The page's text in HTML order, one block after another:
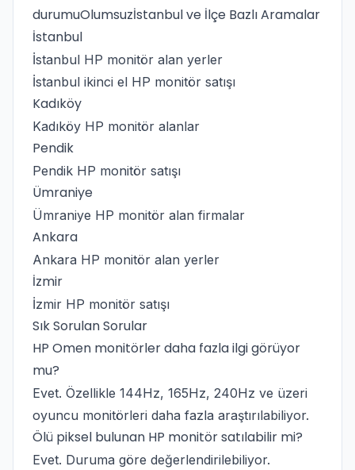
durumuOlumsuzİstanbul ve İlçe Bazlı Aramalar
İstanbul
İstanbul HP monitör alan yerler
İstanbul ikinci el HP monitör satışı
Kadıköy
Kadıköy HP monitör alanlar
Pendik
Pendik HP monitör satışı
Ümraniye
Ümraniye HP monitör alan firmalar
Ankara
Ankara HP monitör alan yerler
İzmir
İzmir HP monitör satışı
Sık Sorulan Sorular
HP Omen monitörler daha fazla ilgi görüyor
mu?
Evet. Özellikle 144Hz, 165Hz, 240Hz ve üzeri
oyuncu monitörleri daha fazla araştırılabiliyor.
Ölü piksel bulunan HP monitör satılabilir mi?
Evet. Duruma göre değerlendirilebiliyor.